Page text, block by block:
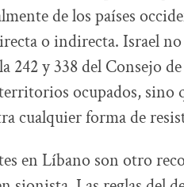
de los países
o indirecta. Israel
242 y 338 del Consejo
ocupados, sino
cualquier forma de
en Líbano son otro